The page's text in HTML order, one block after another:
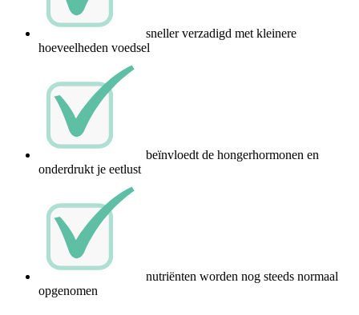
sneller verzadigd met kleinere
hoeveelheden voedsel
beïnvloedt de hongerhormonen en
onderdrukt je eetlust
nutriënten worden nog steeds normaal
opgenomen